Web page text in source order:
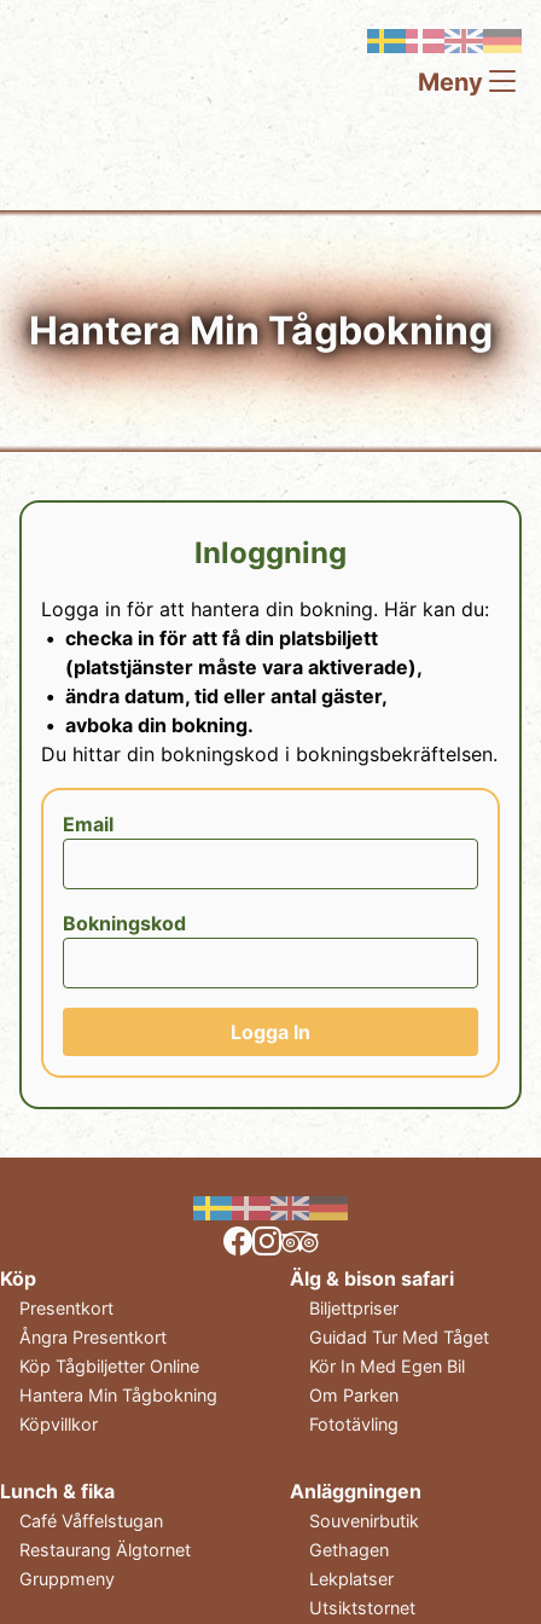
Meny
Hantera Min Tågbokning
Inloggning
Logga in för att hantera din bokning. Här kan du:
checka in för att få din platsbiljett
(platstjänster måste vara aktiverade),
ändra datum, tid eller antal gäster,
avboka din bokning.
Du hittar din bokningskod i bokningsbekräftelsen.
Email
Bokningskod
Logga In
Köp
Presentkort
Ångra Presentkort
Köp Tågbiljetter Online
Hantera Min Tågbokning
Köpvillkor
Älg & bison safari
Biljettpriser
Guidad Tur Med Tåget
Kör In Med Egen Bil
Om Parken
Fototävling
Lunch & fika
Café Våffelstugan
Restaurang Älgtornet
Gruppmeny
Anläggningen
Souvenirbutik
Gethagen
Lekplatser
Utsiktstornet